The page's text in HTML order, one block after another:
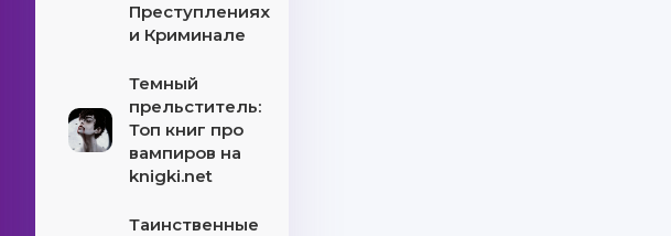
Преступлениях
и Криминале
Темный
прельститель:
Топ книг про
вампиров на
knigki.net
Таинственные